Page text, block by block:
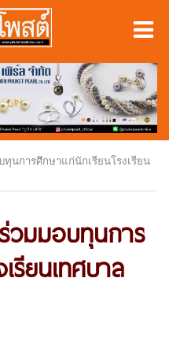
นการศึกษาแก่นักเรียนโรงเรียน
วมมอบทุนการ
รียนเทศบาล